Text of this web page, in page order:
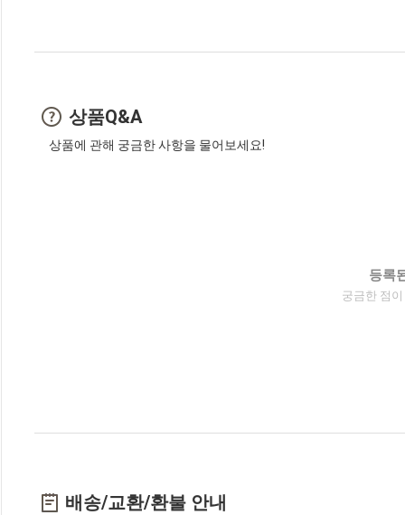
상품Q&A
상품에 관해 궁금한 사항을 물어보세요!
등록
궁금한 점
배송/교환/환불 안내